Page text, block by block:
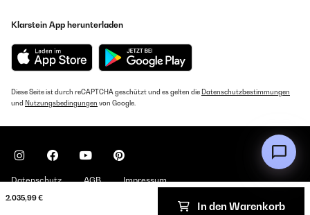
2.035,99 €
In den Warenkorb
Klarstein App herunterladen
Diese Seite ist durch reCAPTCHA geschützt und es gelten die Datenschutzbestimmungen
und Nutzungsbedingungen von Google.
Datenschutz AGB Impressum
Copyright © 2026 Klarstein. All rights reserved